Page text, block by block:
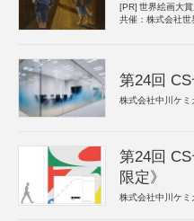
[PR] 世界絵画大
共催：株式会社世
第24回
株式会社中川ケミ
第24回
限定》
株式会社中川ケミ